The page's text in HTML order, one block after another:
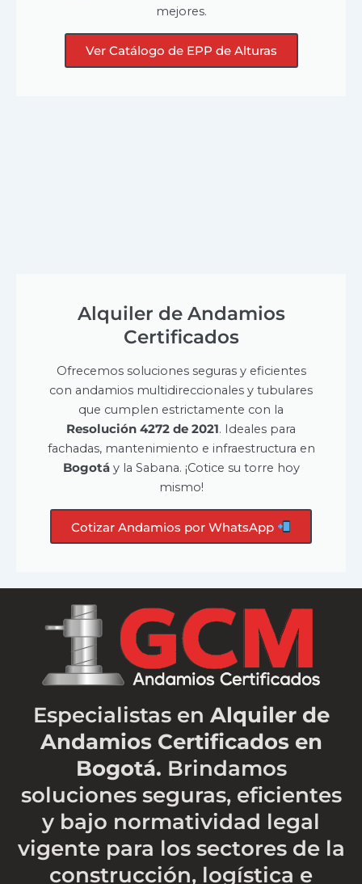
mejores.
Ver Catálogo de EPP de Alturas
Alquiler de Andamios
Certificados
Ofrecemos soluciones seguras y eficientes
con andamios multidireccionales y tubulares
que cumplen estrictamente con la
Resolución 4272 de 2021. Ideales para
fachadas, mantenimiento e infraestructura en
Bogotáy la Sabana. ¡Cotice su torre hoy
mismo!
Cotizar Andamios por WhatsApp
Especialistas en Alquiler de
Andamios Certificados en
Bogotá. Brindamos
soluciones seguras, eficientes
y bajo normatividad legal
vigente para los sectores de la
construcción, logística e